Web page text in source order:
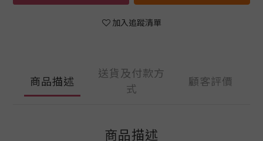
加入追蹤清單
商品描述
送貨及付款方
式
顧客評價
商品描述